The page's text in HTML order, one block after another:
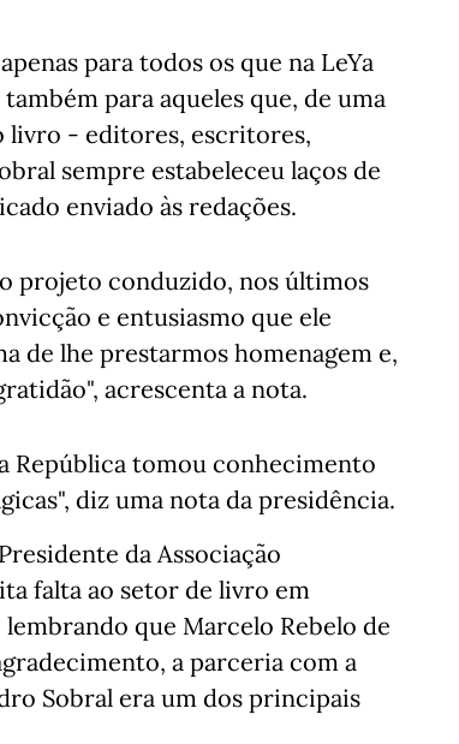
para todos os que na LeYa
para aqueles que, de uma
livro - editores, escritores,
sempre estabeleceu laços de
enviado às redações.
projeto conduzido, nos últimos
e entusiasmo que ele
de lhe prestarmos homenagem e,
acrescenta a nota.
República tomou conhecimento
diz uma nota da presidência.
da Associação
falta ao setor de livro em
que Marcelo Rebelo de
a parceria com a
Sobral era um dos principais